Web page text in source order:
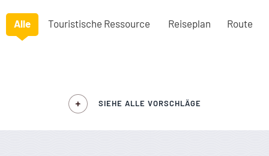
Alle Touristische Ressource Reiseplan Route
SIEHE ALLE VORSCHLÄGE